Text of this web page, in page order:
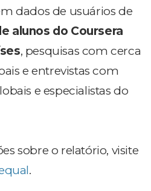
dados de usuários de
alunos do Coursera
, pesquisas com cerca
e entrevistas com
e especialistas do
sobre o relatório, visite
.